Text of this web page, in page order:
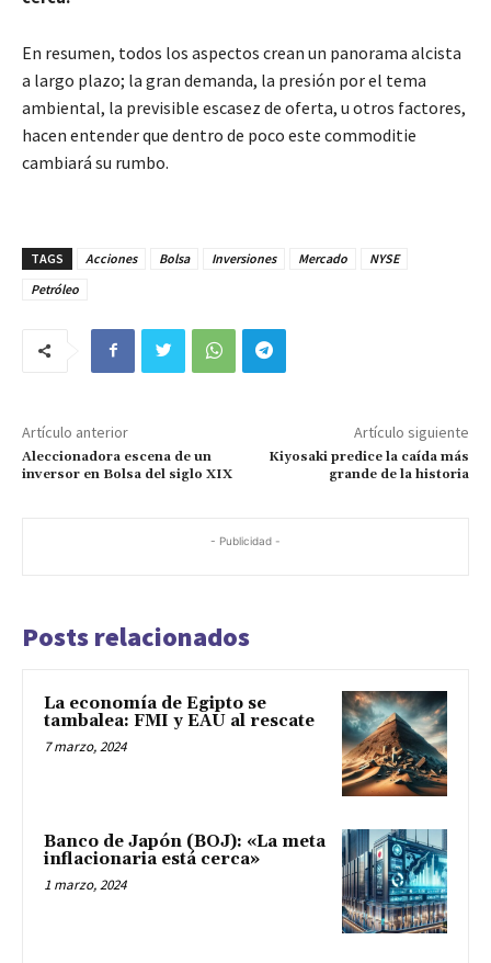
En resumen, todos los aspectos crean un panorama alcista
a largo plazo; la gran demanda, la presión por el tema
ambiental, la previsible escasez de oferta, u otros factores,
hacen entender que dentro de poco este commoditie
cambiará su rumbo.
TAGS Acciones Bolsa Inversiones Mercado
NYSE
Petróleo
Artículo anterior
Aleccionadora escena de un
inversor en Bolsa del siglo XIX
Artículo siguiente
Kiyosaki predice la caída más
grande de la historia
- Publicidad -
Posts relacionados
La economía de Egipto se
tambalea: FMI y EAU al rescate
7 marzo, 2024
Banco de Japón (BOJ): «La meta
inflacionaria está cerca»
1 marzo, 2024